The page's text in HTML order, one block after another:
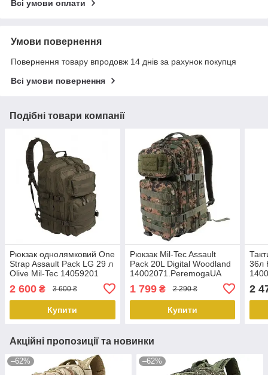
Всі умови оплати
Умови повернення
Повернення товару впродовж 14 днів за рахунок покупця
Всі умови повернення
Подібні товари компанії
Рюкзак однолямковий One
Strap Assault Pack LG 29 л
Olive Mil-Tec 14059201
2 600 ₴ 3 600 ₴
Купити
Рюкзак Mil-Tec Assault
Pack 20L Digital Woodland
14002071.PeremogaUA
1 799₴ 2 290 ₴
Купити
36л
2
Акційні пропозиції та новинки
–62% –62%